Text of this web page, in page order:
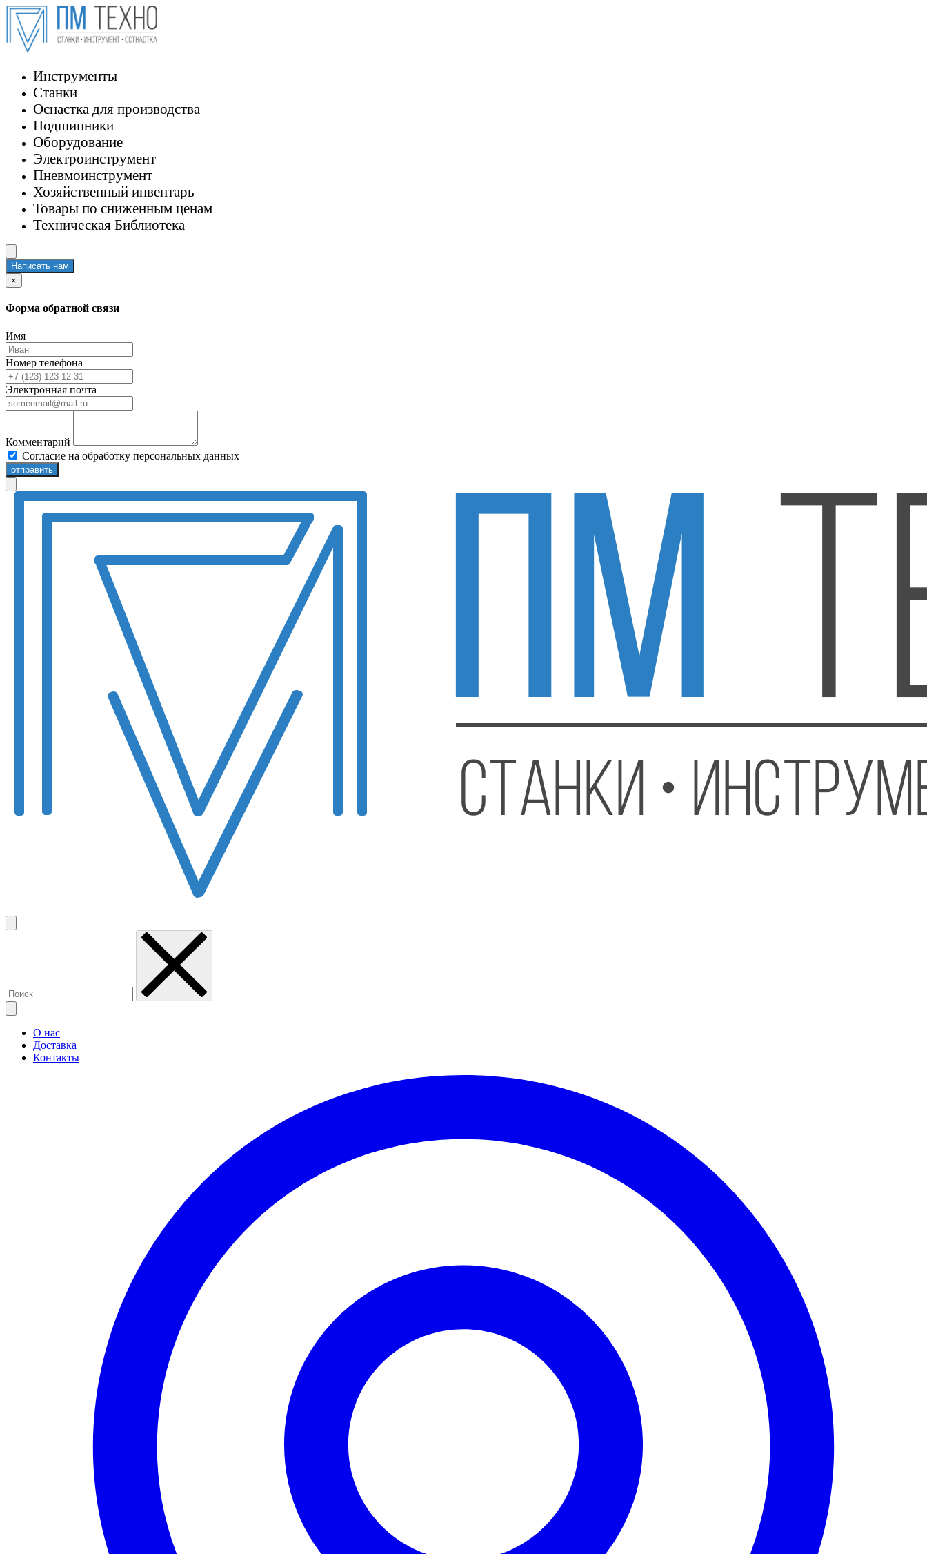
Инструменты
Станки
Оснастка для производства
Подшипники
Оборудование
Электроинструмент
Пневмоинструмент
Хозяйственный инвентарь
Товары по сниженным ценам
Техническая Библиотека
Написать нам
×
Форма обратной связи
Имя
Номер телефона
Электронная почта
Комментарий
Согласие на обработку персональных данных
отправить
О нас
Доставка
Контакты